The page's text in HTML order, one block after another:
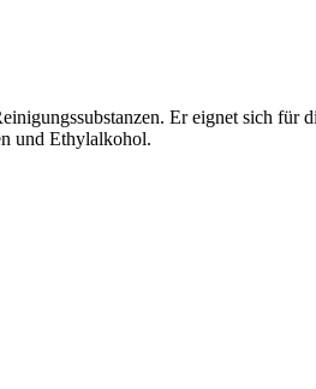
Er eignet sich für
und Ethylalkohol.